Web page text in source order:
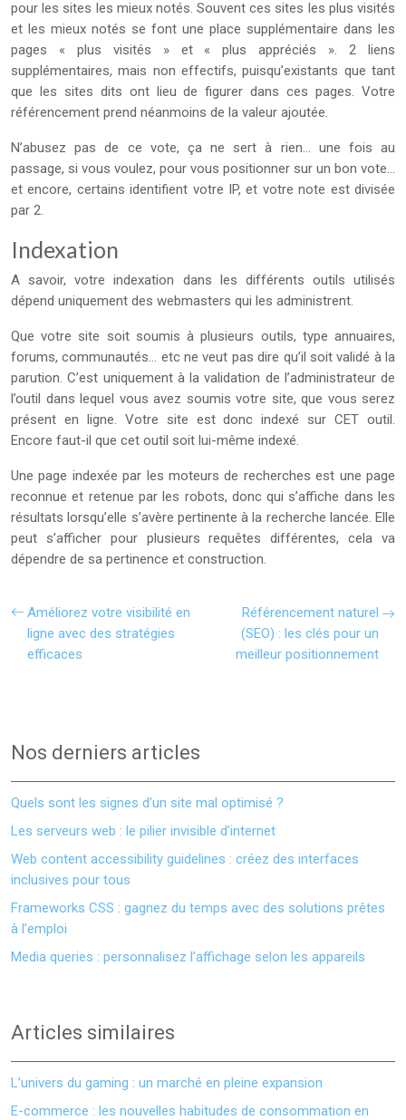
pour les sites les mieux notés. Souvent ces sites les plus visités
et les mieux notés se font une place supplémentaire dans les
pages « plus visités » et « plus appréciés ». 2 liens
supplémentaires, mais non effectifs, puisqu’existants que tant
que les sites dits ont lieu de figurer dans ces pages. Votre
référencement prend néanmoins de la valeur ajoutée.
N’abusez pas de ce vote, ça ne sert à rien… une fois au
passage, si vous voulez, pour vous positionner sur un bon vote…
et encore, certains identifient votre IP, et votre note est divisée
par 2.
Indexation
A savoir, votre indexation dans les différents outils utilisés
dépend uniquement des webmasters qui les administrent.
Que votre site soit soumis à plusieurs outils, type annuaires,
forums, communautés… etc ne veut pas dire qu’il soit validé à la
parution. C’est uniquement à la validation de l’administrateur de
l’outil dans lequel vous avez soumis votre site, que vous serez
présent en ligne. Votre site est donc indexé sur CET outil.
Encore faut-il que cet outil soit lui-même indexé.
Une page indexée par les moteurs de recherches est une page
reconnue et retenue par les robots, donc qui s’affiche dans les
résultats lorsqu’elle s’avère pertinente à la recherche lancée. Elle
peut s’afficher pour plusieurs requêtes différentes, cela va
dépendre de sa pertinence et construction.
Améliorez votre visibilité en
ligne avec des stratégies
efficaces
Référencement naturel
(SEO) : les clés pour un
meilleur positionnement
Nos derniers articles
Quels sont les signes d’un site mal optimisé ?
Les serveurs web : le pilier invisible d’internet
Web content accessibility guidelines : créez des interfaces
inclusives pour tous
Frameworks CSS : gagnez du temps avec des solutions prêtes
à l’emploi
Media queries : personnalisez l’affichage selon les appareils
Articles similaires
L’univers du gaming : un marché en pleine expansion
E-commerce : les nouvelles habitudes de consommation en